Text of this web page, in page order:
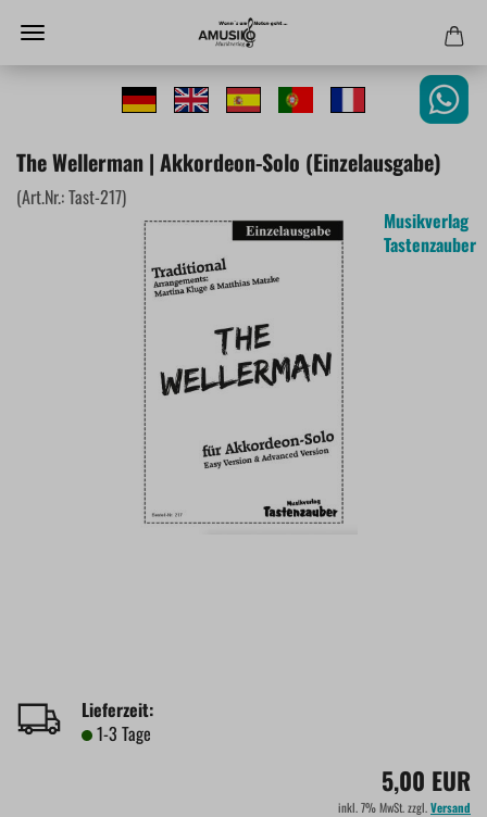
The Wellerman | Akkordeon-Solo (Einzelausgabe)
(Art.Nr.:Tast-217)
Musikverlag
Tastenzauber
Lieferzeit:
1-3 Tage
5,00 EUR
inkl. 7% MwSt. zzgl.Versand